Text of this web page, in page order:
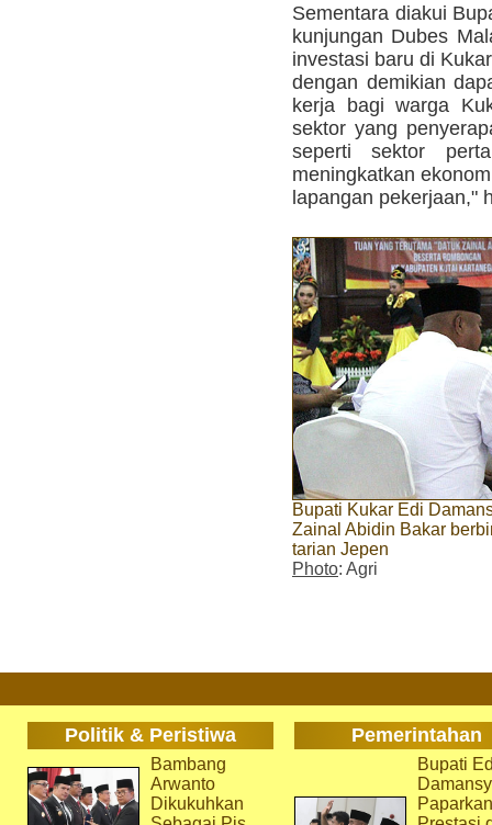
Sementara diakui
kunjungan Dubes
investasi baru di
dengan demikian
kerja bagi warga
sektor yang
seperti sektor
meningkatkan
lapangan pekerjaan,"
Bupati Kukar Edi
Zainal Abidin Bakar
tarian Jepen
Photo: Agri
Politik & Peristiwa Pemerintahan
Bambang
Arwanto
Dikukuhkan
Bupati
Paparkan